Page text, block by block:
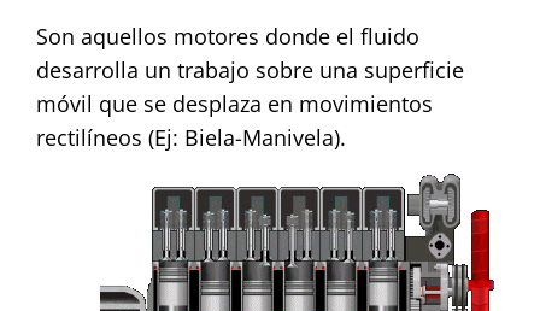
Son aquellos motores donde el fluido
desarrolla un trabajo sobre una superficie
móvil que se desplaza en movimientos
rectilíneos (Ej: Biela-Manivela).